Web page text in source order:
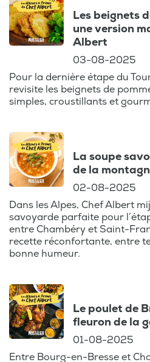
Les beignets
une version
Albert
03-08-2025
Pour la dernière étape du
revisite les beignets de
simples, croustillants et
La soupe
de la
02-08-2025
Dans les Alpes, Chef Albert
savoyarde parfaite pour
entre Chambéry et Saint-
recette réconfortante, entre
bonne humeur.
Le poulet de
fleuron de la
01-08-2025
Entre Bourg-en-Bresse et